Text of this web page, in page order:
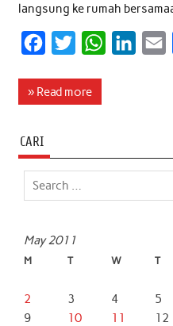
langsung ke rumah
c
o
o
i
e
W
A
d
» Read more
CARI
May 2011
M T W T
2
3 4 5
9
10 11 12